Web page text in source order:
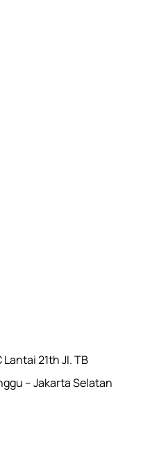
21th Jl. TB
– Jakarta Selatan